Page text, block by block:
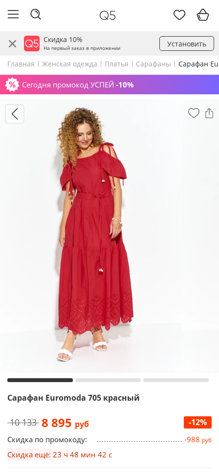
Скидка 10%
На первый заказ в приложении Установить
Главная Женская одежда Платья Сарафаны Сарафан
Сегодня промокод УСПЕЙ -10%
Сарафан Euromoda 705 красный
10 133 8 895 руб -12%
Скидка по промокоду: -988 руб
Скидка ещё: 23 ч 48 мин 42 с